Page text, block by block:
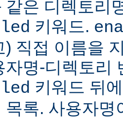
같은 디렉토리
키워드.
) 직접 이름을
명-디렉토리
키워드 뒤
목록. 사용자